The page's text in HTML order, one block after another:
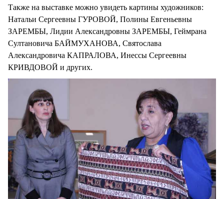
Также на выставке можно увидеть картины художников:
Натальи Сергеевны ГУРОВОЙ, Полины Евгеньевны
ЗАРЕМБЫ, Лидии Александровны ЗАРЕМБЫ, Геймрана
Султановича БАЙМУХАНОВА, Святослава
Александровича КАПРАЛОВА, Инессы Сергеевны
КРИВДОВОЙ и других.